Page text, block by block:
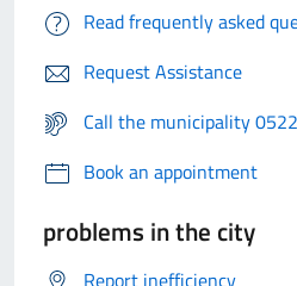
Read frequently asked
Request Assistance
Call the municipality
Book an appointment
problems in the city